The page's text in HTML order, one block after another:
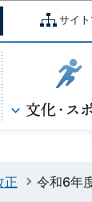
サイ
正 令和6年